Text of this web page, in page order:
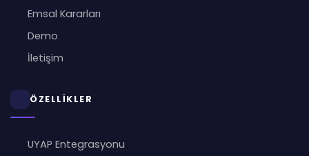
Emsal Kararları
Demo
İletişim
ÖZELLİKLER
UYAP Entegrasyonu